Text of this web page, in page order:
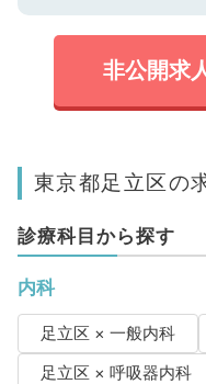
非公開求
東京都足立区の
診療科目から探す
内科
足立区 × 一般内科
足立区 × 呼吸器内科